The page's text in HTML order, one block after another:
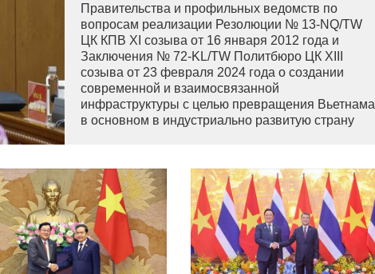
Правительства и профильных ведомств по
вопросам реализации Резолюции № 13-NQ/TW
ЦК КПВ XI созыва от 16 января 2012 года и
Заключения № 72-KL/TW Политбюро ЦК XIII
созыва от 23 февраля 2024 года о создании
современной и взаимосвязанной
инфраструктуры с целью превращения Вьетнама
в основном в индустриально развитую страну